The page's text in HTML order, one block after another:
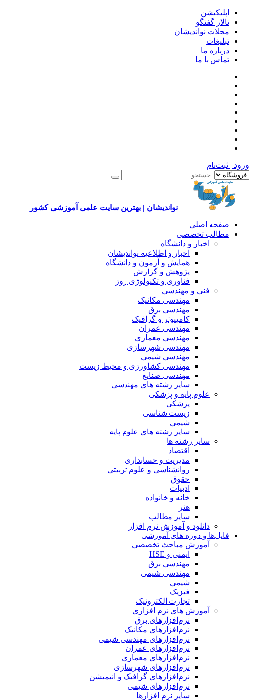
اپلیکیشن
تالار گفتگو
مجلات نواندیشان
تبلیغات
درباره ما
تماس با ما
ورود | ثبت‌نام
نواندیشان | بهترین سایت علمی آموزشی کشور
صفحه اصلی
مطالب تخصصی
اخبار و دانشگاه
اخبار و اطلاعیه نواندیشان
همایش و آزمون و دانشگاه
پژوهش و گزارش
فناوری و تکنولوژی روز
فنی و مهندسی
مهندسی مکانیک
مهندسی برق
کامپیوتر و گرافیک
مهندسی عمران
مهندسی معماری
مهندسی شهرسازی
مهندسی شیمی
مهندسی کشاورزی و محیط زیست
مهندسی صنایع
سایر رشته های مهندسی
علوم پایه و پزشکی
پزشکی
زیست شناسی
شیمی
سایر رشته های علوم پایه
سایر رشته ها
اقتصاد
مدیریت و حسابداری
روانشناسی و علوم تربیتی
حقوق
ادبیات
خانه و خانواده
هنر
سایر مطالب
دانلود و آموزش نرم افزار
فایل‌ها و دوره های آموزشی
آموزش مباحث تخصصی
ایمنی و HSE
مهندسی برق
مهندسی شیمی
شیمی
فیزیک
تجارت الکترونیک
آموزش های نرم افزاری
نرم‌افزارهای برق
نرم‌افزارهای مکانیک
نرم‌افزارهای مهندسی شیمی
نرم‌افزارهای عمران
نرم‌افزارهای معماری
نرم‌افزارهای شهرسازی
نرم‌افزارهای گرافیک و انیمیشن
نرم‌افزارهای شیمی
سایر نرم افزارها